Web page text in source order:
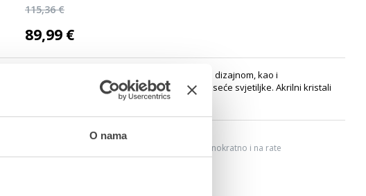
O nama
115,36 €
89,99 €
luster iz serije Cuimbra I odlikuje se vintage dizajnom, kao i
Crni krom odabran je za proizvodnju ove viseće svjetiljke. Akrilni kristali
pri preuzimanju, Internet bankarstvom, karticama jednokratno i na rate